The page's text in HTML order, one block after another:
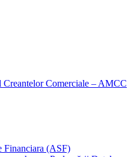
Creantelor Comerciale – AMCC
Financiara (ASF)